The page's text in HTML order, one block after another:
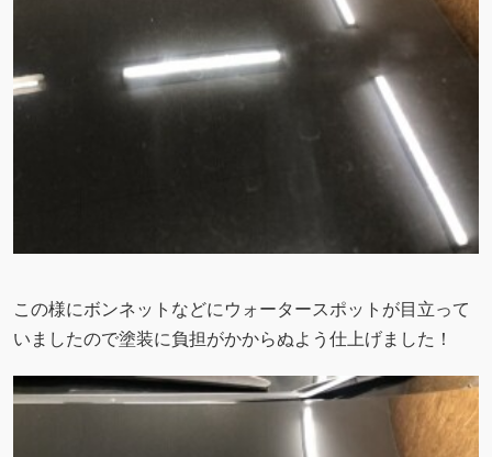
この様にボンネットなどにウォータースポットが目立って
いましたので塗装に負担がかからぬよう仕上げました！